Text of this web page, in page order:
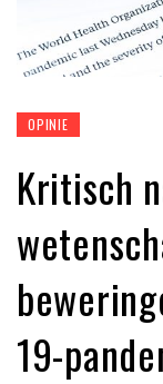
OPINIE
Kritisch
19-